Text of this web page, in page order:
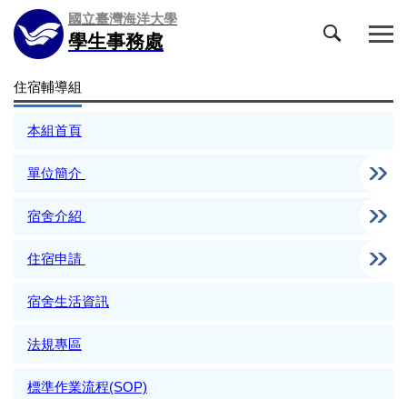
跳
到
主
內
國立臺灣海洋大學
學生事務處
住宿輔導組
本組首頁
單位簡介
宿舍介紹
住宿申請
宿舍生活資訊
法規專區
標準作業流程(SOP)